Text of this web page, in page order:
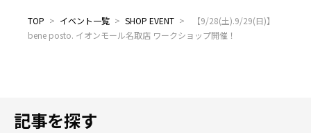
TOP > イベント一覧 > SHOP EVENT >
【9/28(土).9/29(日)】
bene posto. イオンモール名取店 ワークショップ開催！
記事を探す